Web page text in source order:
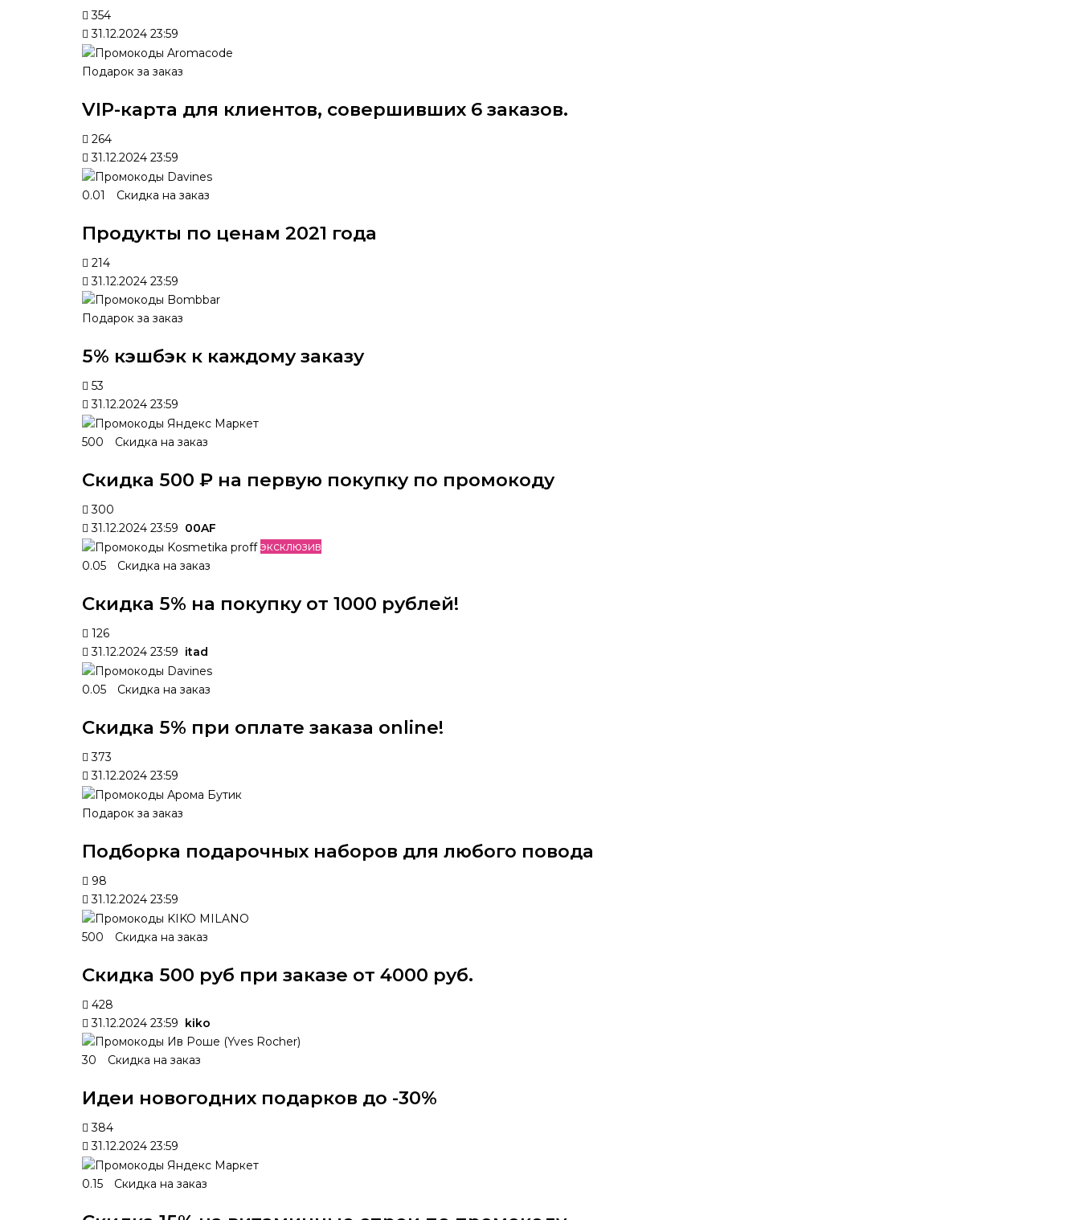
354
31.12.2024 23:59
Подарок за заказ
VIP-карта для клиентов, совершивших 6 заказов.
264
31.12.2024 23:59
0.01 Скидка на заказ
Продукты по ценам 2021 года
214
31.12.2024 23:59
Подарок за заказ
5% кэшбэк к каждому заказу
53
31.12.2024 23:59
500 Скидка на заказ
Скидка 500 ₽ на первую покупку по промокоду
300
31.12.2024 23:59 00AF
эксклюзив
0.05
Скидка на заказ
Скидка 5% на покупку от 1000 рублей!
126
31.12.2024 23:59 itad
0.05 Скидка на заказ
Скидка 5% при оплате заказа online!
373
31.12.2024 23:59
Подарок за заказ
Подборка подарочных наборов для любого повода
98
31.12.2024 23:59
500 Скидка на заказ
Скидка 500 руб при заказе от 4000 руб.
428
31.12.2024 23:59 kiko
30 Скидка на заказ
Идеи новогодних подарков до -30%
384
31.12.2024 23:59
0.15 Скидка на заказ